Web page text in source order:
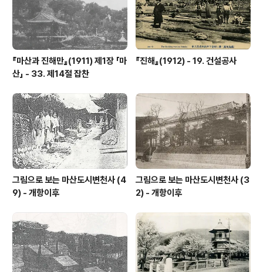
『마산과 진해만』(1911) 제1장 「마
산」 - 33. 제14절 잡찬
『진해』(1912) - 19. 건설공사
그림으로 보는 마산도시변천사 (4
9) - 개항이후
그림으로 보는 마산도시변천사 (3
2) - 개항이후